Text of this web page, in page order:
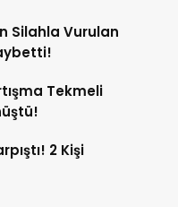
Silahla Vurulan
Tekmeli
2 Kişi